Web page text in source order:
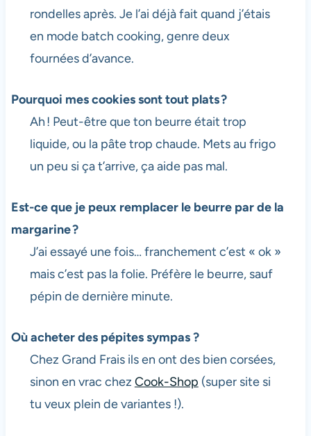
rondelles après. Je l’ai déjà fait quand j’étais
en mode batch cooking, genre deux
fournées d’avance.
Pourquoi mes cookies sont tout plats ?
Ah ! Peut-être que ton beurre était trop
liquide, ou la pâte trop chaude. Mets au frigo
un peu si ça t’arrive, ça aide pas mal.
Est-ce que je peux remplacer le beurre par de la
margarine ?
J’ai essayé une fois… franchement c’est « ok »
mais c’est pas la folie. Préfère le beurre, sauf
pépin de dernière minute.
Où acheter des pépites sympas ?
Chez Grand Frais ils en ont des bien corsées,
sinon en vrac chez Cook-Shop (super site si
tu veux plein de variantes !).